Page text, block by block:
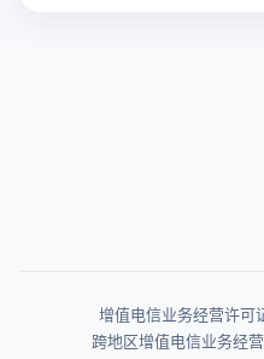
增值电信业务经营许可
跨地区增值电信业务经